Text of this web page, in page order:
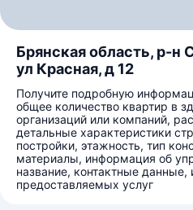
Брянская область, р-н
ул Красная, д 12
Получите подробную
общее количество квартир в
организаций или компаний,
детальные характеристики
постройки, этажность, тип
материалы, информация об
название, контактные данные,
предоставляемых услуг